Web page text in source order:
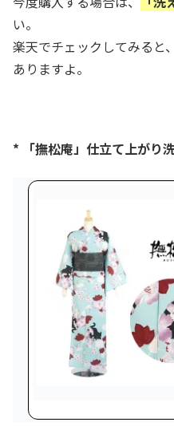
い。
楽天でチェックしてみると
ありますよ。
* 「撫松庵」仕立て上がり